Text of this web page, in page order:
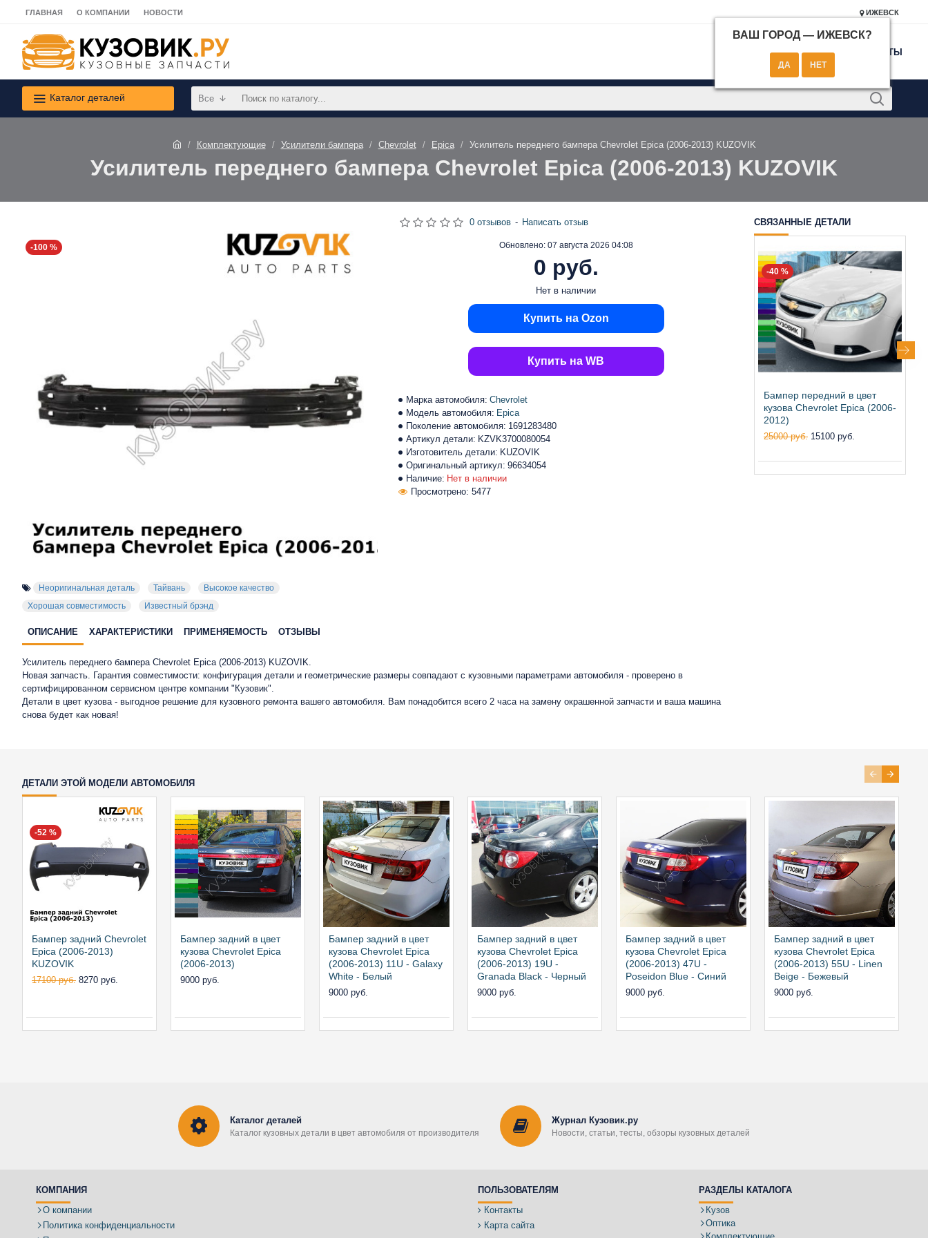
ГЛАВНАЯ О КОМПАНИИ НОВОСТИ ИЖЕВСК
ВАШ ГОРОД — ИЖЕВСК?
КОНТАКТЫ
Каталог деталей Все
Комплектующие Усилители бампера Chevrolet Epica Усилитель переднего бампера Chevrolet Epica (2006-2013) KUZOVIK
Усилитель переднего бампера Chevrolet Epica (2006-2013) KUZOVIK
-100 %
Неоригинальная деталь Тайвань
Высокое качество
Хорошая совместимость
Известный брэнд
Наличие: Нет в наличии
Марка автомобиля: Chevrolet
Модель автомобиля: Epica
Поколение автомобиля: 1691283480
Артикул детали: KZVK3700080054
Изготовитель детали: KUZOVIK
Оригинальный артикул: 96634054
Просмотрено: 5477
Обновлено: 07 августа 2026 04:08
Нет в наличии
0 отзывов - Написать отзыв
0 руб.
Купить на Ozon
Купить на WB
ОПИСАНИЕ ХАРАКТЕРИСТИКИ ПРИМЕНЯЕМОСТЬ ОТЗЫВЫ
Усилитель переднего бампера Chevrolet Epica (2006-2013) KUZOVIK.
Новая запчасть. Гарантия совместимости: конфигурация детали и геометрические размеры совпадают с кузовными параметрами автомобиля - проверено в
сертифицированном сервисном центре компании "Кузовик".
Детали в цвет кузова - выгодное решение для кузовного ремонта вашего автомобиля. Вам понадобится всего 2 часа на замену окрашенной запчасти и ваша машина
снова будет как новая!
СВЯЗАННЫЕ ДЕТАЛИ
-40 %
Бампер передний в цвет
кузова Chevrolet Epica (2006-
2012)
25000 руб. 15100 руб.
ДЕТАЛИ ЭТОЙ МОДЕЛИ АВТОМОБИЛЯ
-52 %
Бампер задний Chevrolet
Epica (2006-2013)
KUZOVIK
17100 руб. 8270 руб.
Бампер задний в цвет
кузова Chevrolet Epica
(2006-2013)
9000 руб.
Бампер задний в цвет
кузова Chevrolet Epica
(2006-2013) 11U - Galaxy
White - Белый
9000 руб.
Бампер задний в цвет
кузова Chevrolet Epica
(2006-2013) 19U -
Granada Black - Черный
9000 руб.
Бампер задний в цвет
кузова Chevrolet Epica
(2006-2013) 47U -
Poseidon Blue - Синий
9000 руб.
Бампер задний в цвет
кузова Chevrolet Epica
(2006-2013) 55U - Linen
Beige - Бежевый
9000 руб.
Каталог деталей
Каталог кузовных детали в цвет автомобиля от производителя
Журнал Кузовик.ру
Новости, статьи, тесты, обзоры кузовных деталей
КОМПАНИЯ
О компании
Политика конфиденциальности
ПОЛЬЗОВАТЕЛЯМ
Контакты
Карта сайта
РАЗДЕЛЫ КАТАЛОГА
Кузов
Оптика